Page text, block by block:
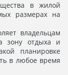
в жилой
размерах на
владельцам
зону отдыха и
планировке
в любое время